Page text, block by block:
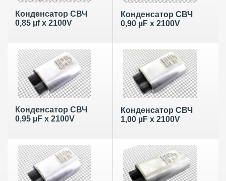
Конденсатор СВЧ
0,85 µf x 2100V
Конденсатор СВЧ
0,90 µF x 2100V
Конденсатор СВЧ
0,95 µF x 2100V
Конденсатор СВЧ
1,00 µF x 2100V